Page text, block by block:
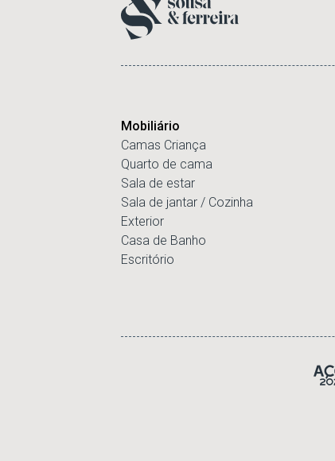
Mobiliário
Camas Criança
Quarto de cama
Sala de estar
Sala de jantar / Cozinha
Exterior
Casa de Banho
Escritório